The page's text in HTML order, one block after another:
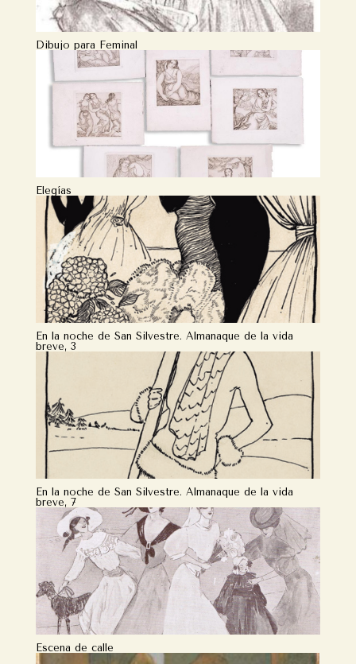
Dibujo para Feminal
Elegías
En la noche de San Silvestre. Almanaque de la vida
breve, 3
En la noche de San Silvestre. Almanaque de la vida
breve, 7
Escena de calle